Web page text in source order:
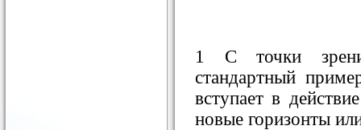
1 С точки
стандартный
вступает в
новые горизонты